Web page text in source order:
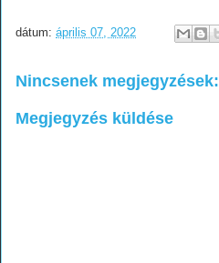
dátum: április 07, 2022
Nincsenek megjegyzések:
Megjegyzés küldése